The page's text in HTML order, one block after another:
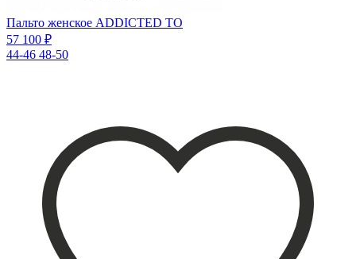
Пальто женское ADDICTED TO
57 100 ₽
44-46 48-50